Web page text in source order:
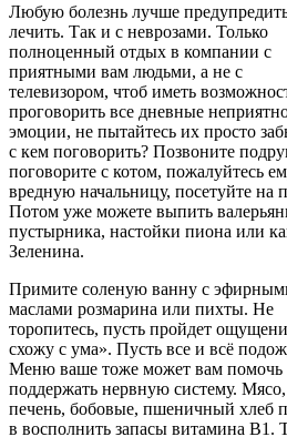
Любую болезнь лучше
лечить. Так и с неврозами. Только
полноценный отдых в компании с
приятными вам людьми, а не с
телевизором, чтоб иметь
проговорить все дневные
эмоции, не пытайтесь их просто
с кем поговорить? Позвоните
поговорите с котом, пожалуйтесь
вредную начальницу, посетуйте на
Потом уже можете выпить
пустырника, настойки пиона или
Зеленина.
Примите соленую ванну с
маслами розмарина или пихты. Не
торопитесь, пусть пройдет
схожу с ума». Пусть все и всё
Меню ваше тоже может вам помочь
поддержать нервную систему. Мясо,
печень, бобовые, пшеничный хлеб
в восполнить запасы витамина В1.